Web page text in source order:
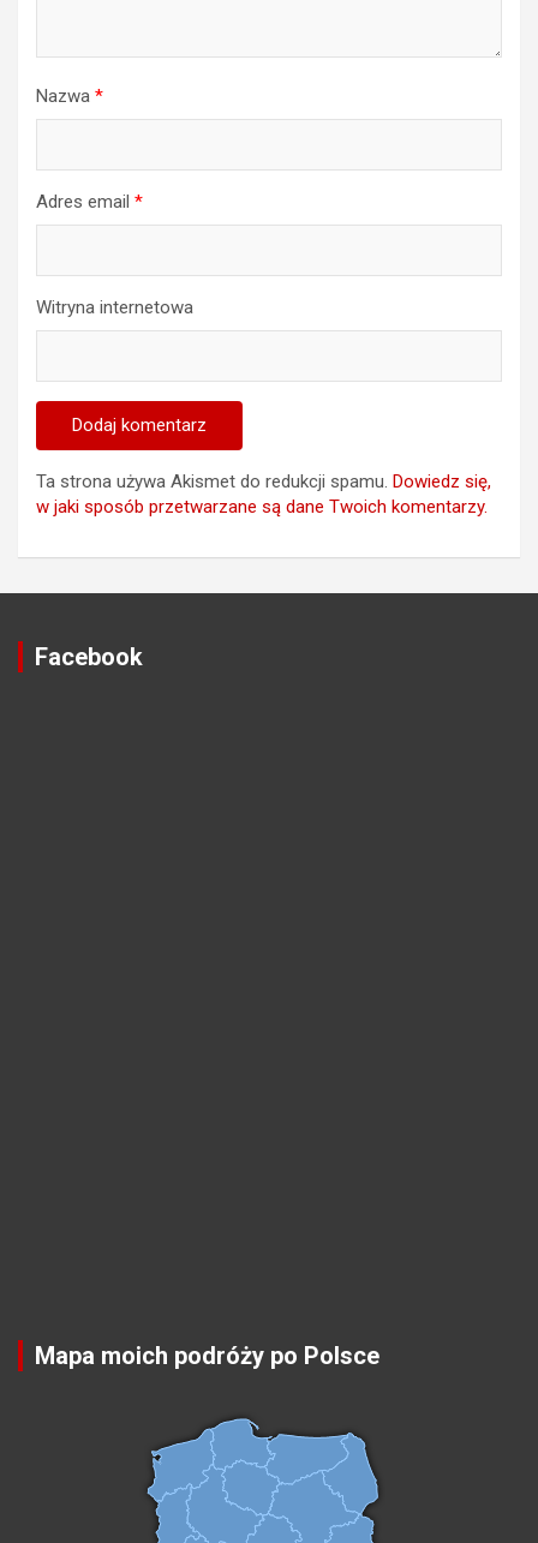
Nazwa *
Adres email *
Witryna internetowa
Ta strona używa Akismet do redukcji spamu. Dowiedz się,
w jaki sposób przetwarzane są dane Twoich komentarzy.
Facebook
Mapa moich podróży po Polsce